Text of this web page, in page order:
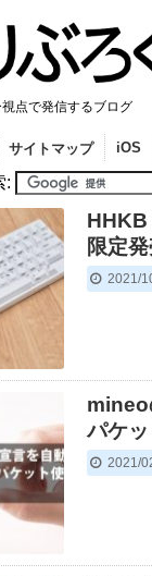
点で発信するブログ
サイトマップ iOS
:
限定
2021/
mineo
パケ
2021/